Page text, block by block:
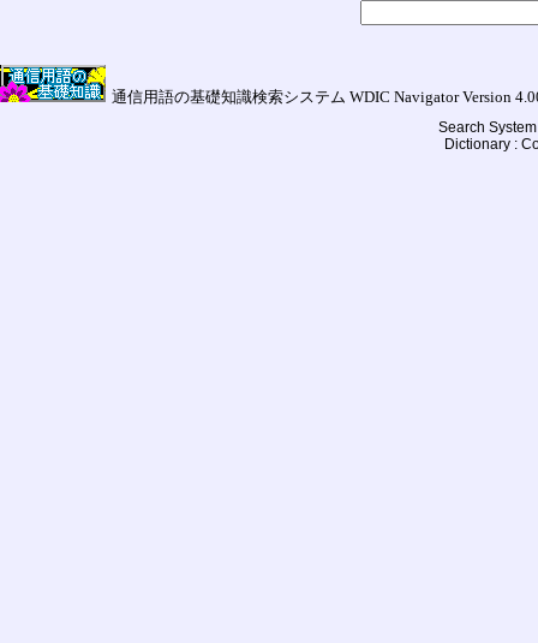
通信用語の基礎知識検索システム WDIC Navigator Version
Search
Dictionary :